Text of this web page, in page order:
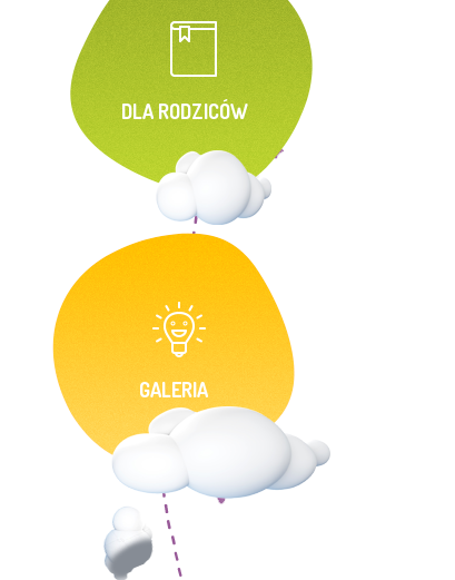
DLA RODZICÓW
GALERIA